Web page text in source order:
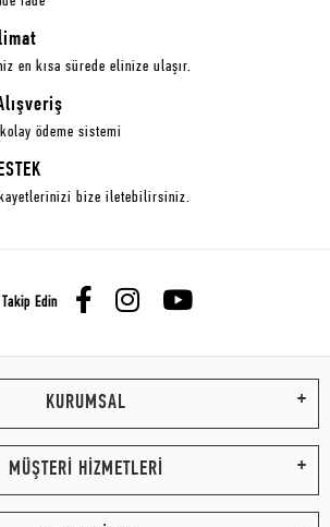
en kısa sürede elinize ulaşır.
ödeme sistemi
bize iletebilirsiniz.
Edin
KURUMSAL
MÜŞTERİ HİZMETLERİ